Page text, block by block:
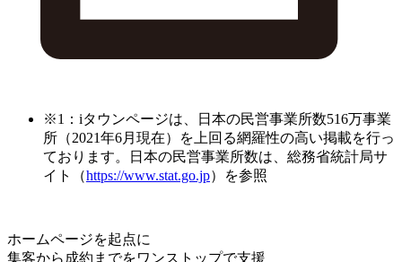
※1：iタウンページは、日本の民営事業所数516万事業
所（2021年6月現在）を上回る網羅性の高い掲載を行っ
ております。日本の民営事業所数は、総務省統計局サ
イト（https://www.stat.go.jp）を参照
ホームページを起点に
集客から成約までをワンストップで支援